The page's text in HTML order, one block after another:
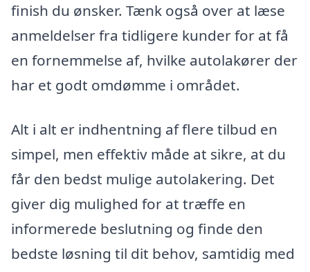
finish du ønsker. Tænk også over at læse
anmeldelser fra tidligere kunder for at få
en fornemmelse af, hvilke autolakører der
har et godt omdømme i området.
Alt i alt er indhentning af flere tilbud en
simpel, men effektiv måde at sikre, at du
får den bedst mulige autolakering. Det
giver dig mulighed for at træffe en
informerede beslutning og finde den
bedste løsning til dit behov, samtidig med